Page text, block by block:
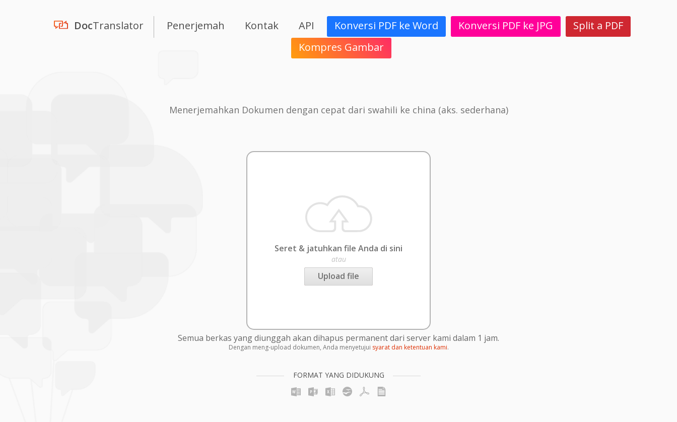
DocTranslator Penerjemah Kontak API Konversi PDF ke Word Konversi PDF ke JPG
Split a PDF
Kompres Gambar
Menerjemahkan Dokumen dengan cepat dari swahili ke china (aks. sederhana)
Seret & jatuhkan file Anda di sini
atau
Upload file
Semua berkas yang diunggah akan dihapus permanent dari server kami dalam 1 jam.
Dengan meng-upload dokumen, Anda menyetujui syarat dan ketentuan kami.
FORMAT YANG DIDUKUNG